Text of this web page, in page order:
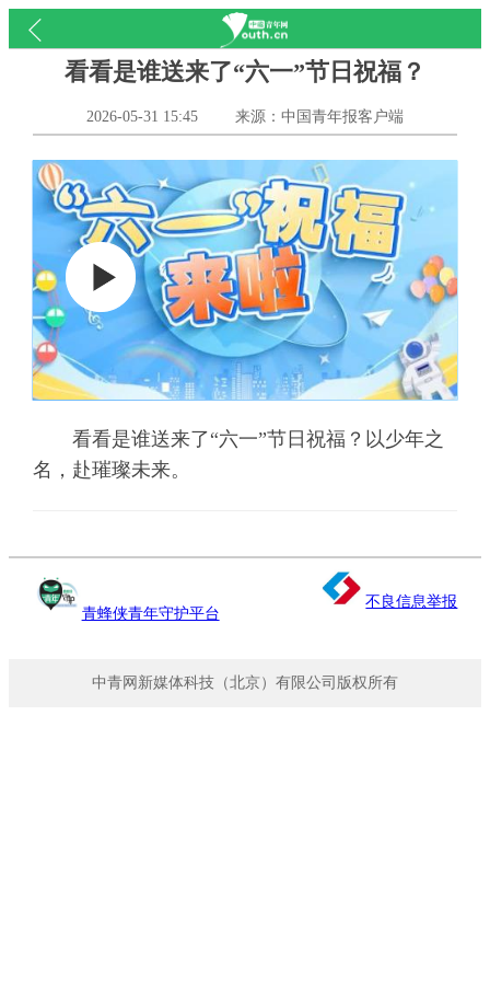
看看是谁送来了“六一”节日祝福？
2026-05-31 15:45 来源：中国青年报客户端
看看是谁送来了“六一”节日祝福？以少年之
名，赴璀璨未来。
青蜂侠青年守护平台
不良信息举报
中青网新媒体科技（北京）有限公司版权所有